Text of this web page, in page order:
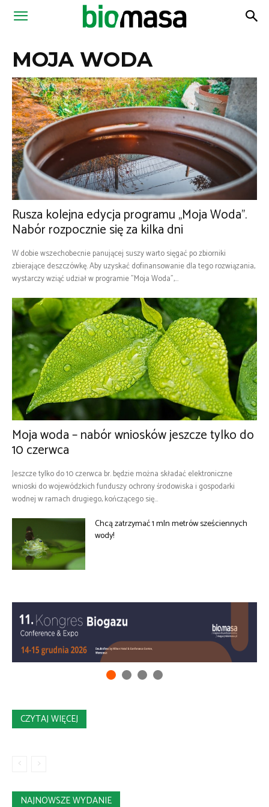
Magazyn
MOJA WODA
Rusza kolejna edycja programu „Moja Woda”.
Nabór rozpocznie się za kilka dni
W dobie wszechobecnie panującej suszy warto sięgać po zbiorniki
zbierające deszczówkę. Aby uzyskać dofinansowanie dla tego rozwiązania,
wystarczy wziąć udział w programie "Moja Woda",...
Moja woda – nabór wniosków jeszcze tylko do
10 czerwca
Jeszcze tylko do 10 czerwca br. będzie można składać elektroniczne
wnioski do wojewódzkich funduszy ochrony środowiska i gospodarki
wodnej w ramach drugiego, kończącego się...
Chcą zatrzymać 1 mln metrów sześciennych
wody!
CZYTAJ WIĘCEJ
NAJNOWSZE WYDANIE